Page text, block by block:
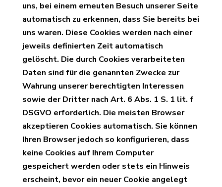
uns, bei einem erneuten Besuch unserer Seite
automatisch zu erkennen, dass Sie bereits bei
uns waren. Diese Cookies werden nach einer
jeweils definierten Zeit automatisch
gelöscht. Die durch Cookies verarbeiteten
Daten sind für die genannten Zwecke zur
Wahrung unserer berechtigten Interessen
sowie der Dritter nach Art. 6 Abs. 1 S. 1 lit. f
DSGVO erforderlich. Die meisten Browser
akzeptieren Cookies automatisch. Sie können
Ihren Browser jedoch so konfigurieren, dass
keine Cookies auf Ihrem Computer
gespeichert werden oder stets ein Hinweis
erscheint, bevor ein neuer Cookie angelegt